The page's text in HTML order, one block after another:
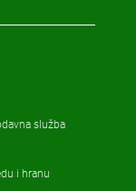
služba
i hranu